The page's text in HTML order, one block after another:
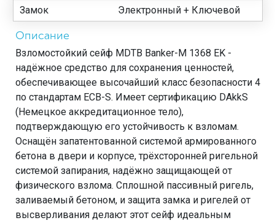
Замок Электронный + Ключевой
Описание
Взломостойкий сейф MDTB Banker-M 1368 EK -
надёжное средство для сохранения ценностей,
обеспечивающее высочайший класс безопасности 4
по стандартам ECB-S. Имеет сертификацию DAkkS
(Немецкое аккредитационное тело),
подтверждающую его устойчивость к взломам.
Оснащён запатентованной системой армированного
бетона в двери и корпусе, трёхсторонней ригельной
системой запирания, надёжно защищающей от
физического взлома. Сплошной пассивный ригель,
заливаемый бетоном, и защита замка и ригелей от
высверливания делают этот сейф идеальным